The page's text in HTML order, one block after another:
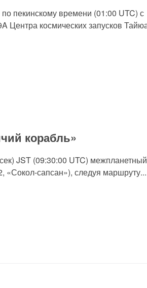
пекинскому времени (01:00 UTC) с
Центра космических запусков
корабль»
JST (09:30:00 UTC)
«Сокол-сапсан»), следуя маршруту...